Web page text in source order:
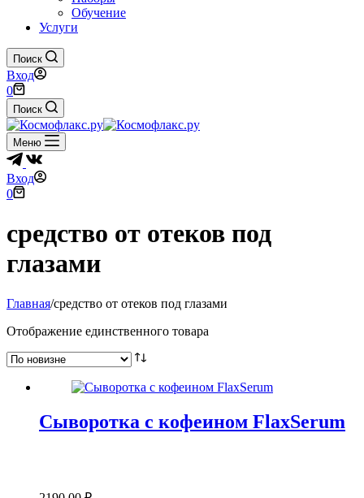
Обучение
Услуги
Поиск
Вход
Корзина
0
Поиск
Меню
Вход
Корзина
0
средство от отеков под
глазами
Главная/средство от отеков под глазами
Отображение единственного товара
Сыворотка с кофеином FlaxSerum